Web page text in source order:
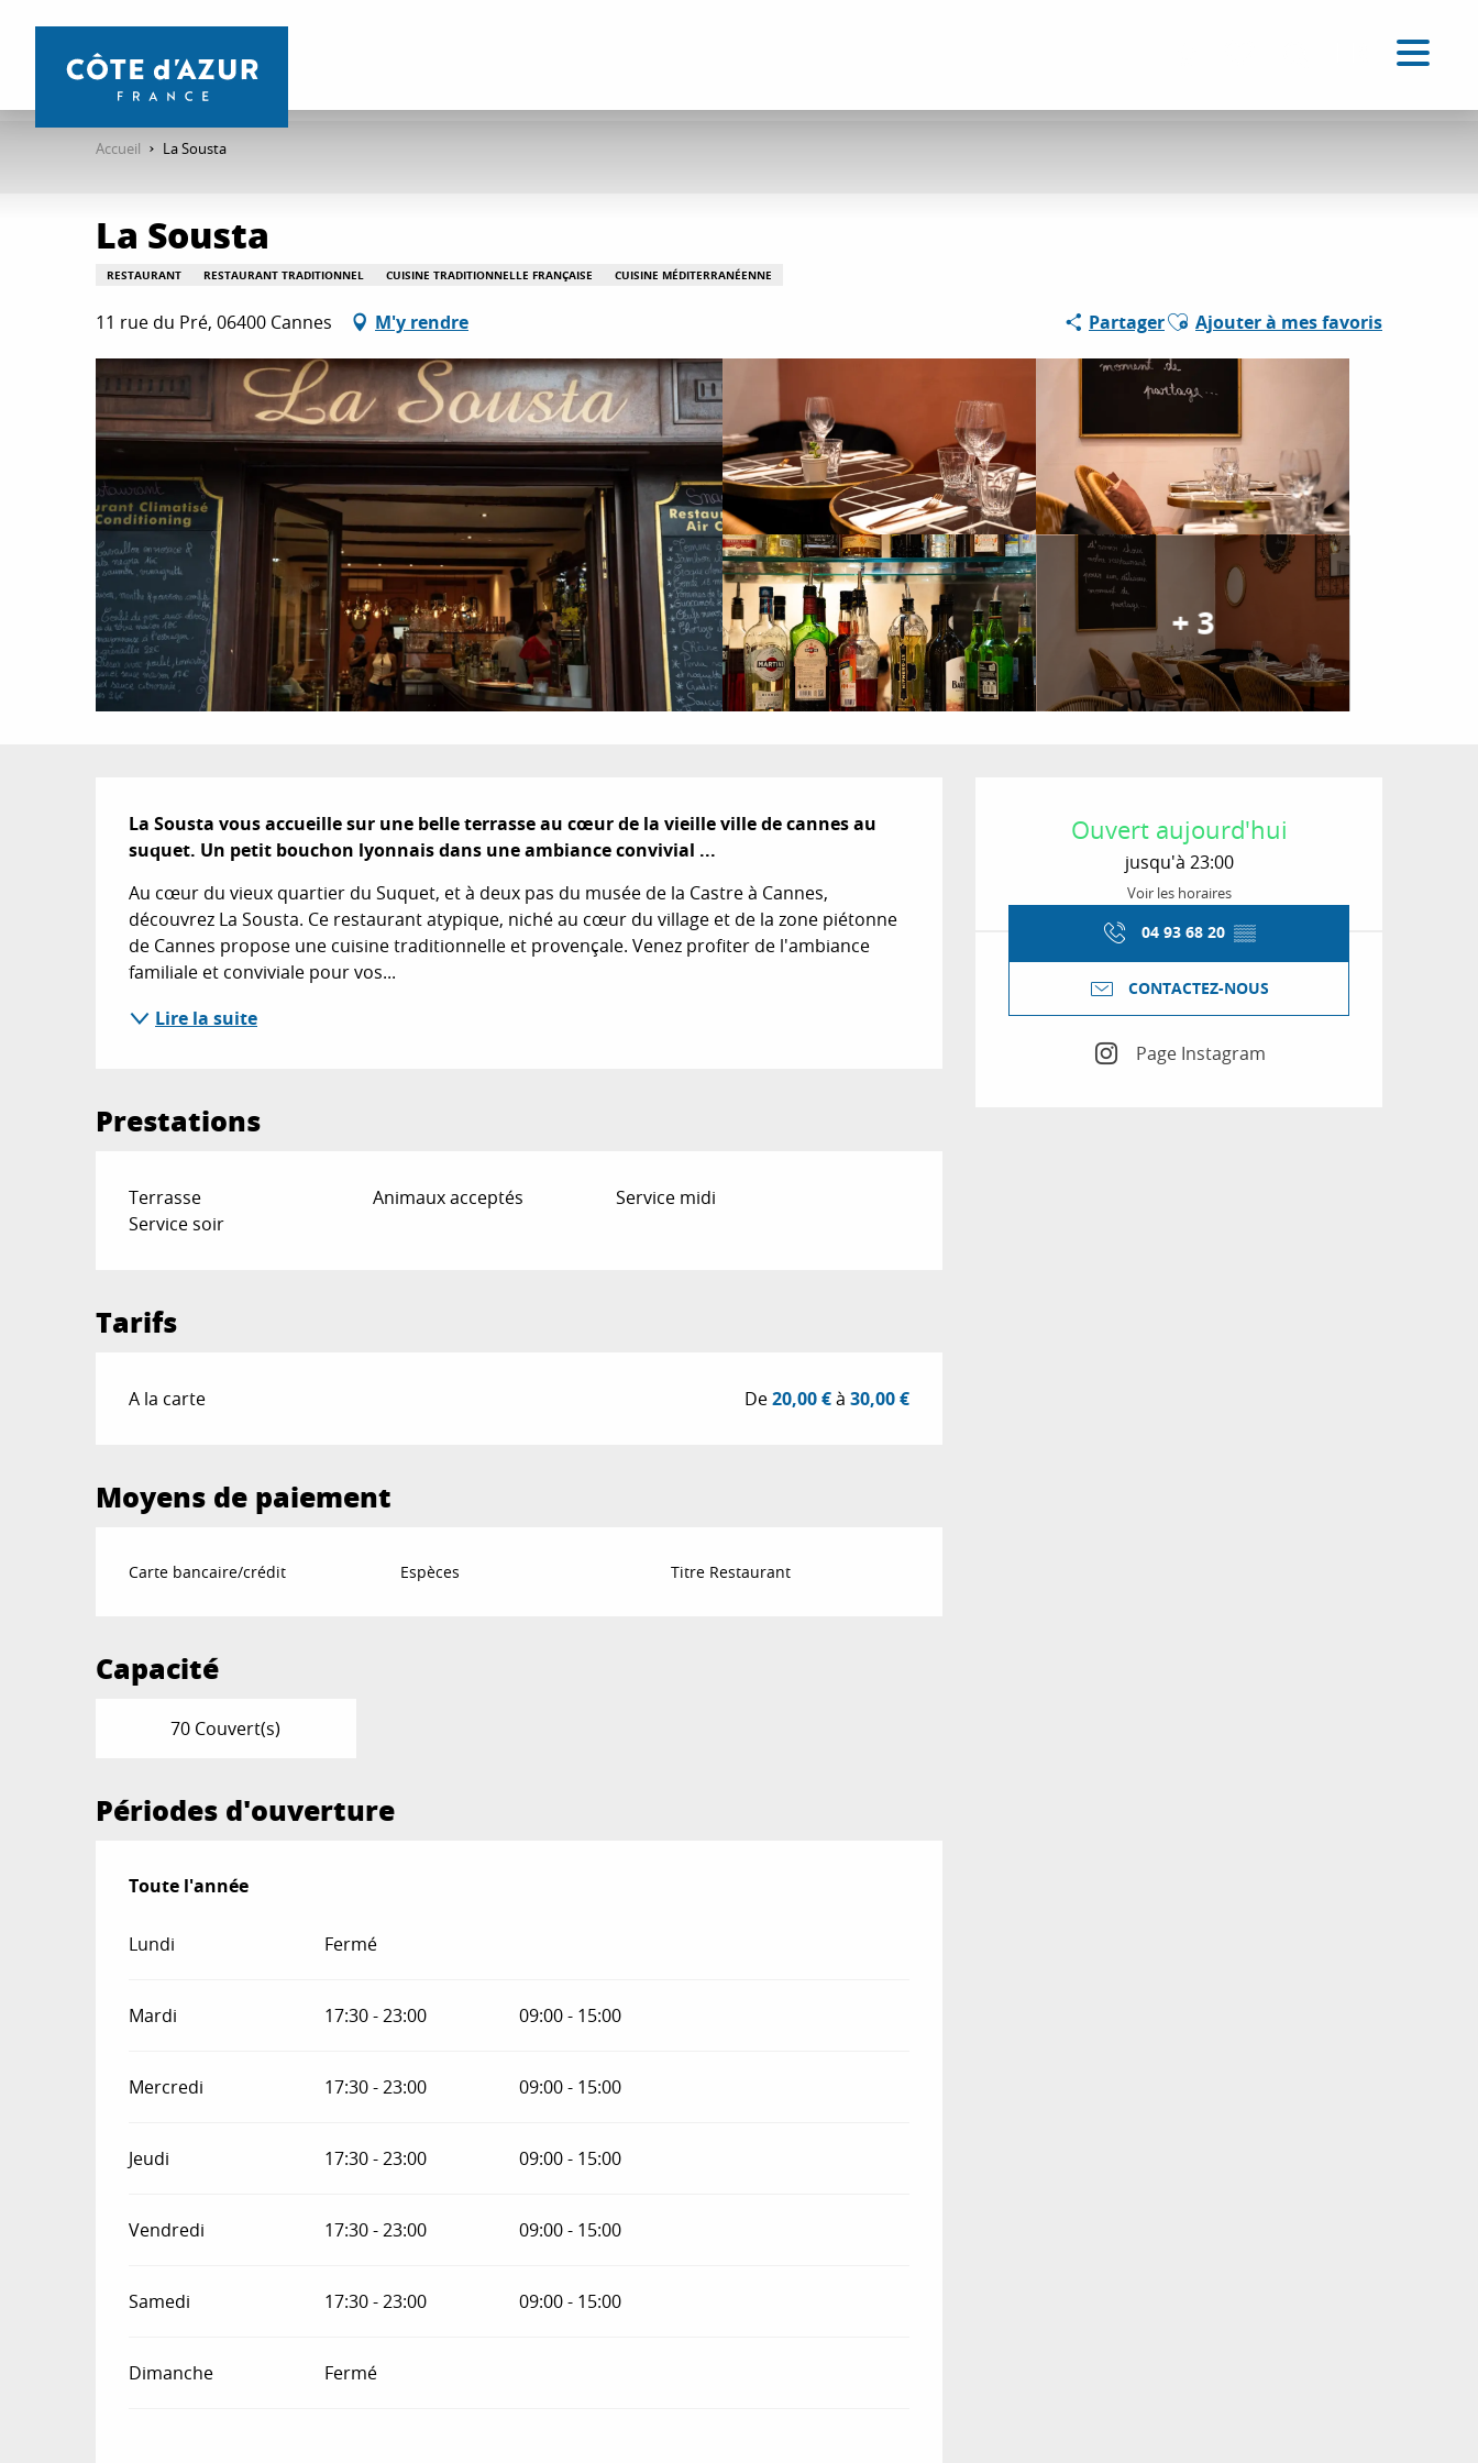
contenu
Accueil La Sousta
La Sousta
RESTAURANT RESTAURANT TRADITIONNEL CUISINE TRADITIONNELLE FRANÇAISE CUISINE MÉDITERRANÉENNE
11 rue du Pré, 06400 Cannes M'y rendre PartagerAjouter aux favoris
Ajouter à mes favoris
+ 3
Ouverture et
Ouvert aujourd'hui
jusqu'à 23:00
Voir les horaires
04 93 68 20 ▒▒
CONTACTEZ-NOUS
Page Instagram
Description
La Sousta vous accueille sur une belle terrasse au cœur de la vieille ville de cannes au
suquet. Un petit bouchon lyonnais dans une ambiance convivial ...
Au cœur du vieux quartier du Suquet, et à deux pas du musée de la Castre à Cannes,
découvrez La Sousta. Ce restaurant atypique, niché au cœur du village et de la zone piétonne
de Cannes propose une cuisine traditionnelle et provençale. Venez profiter de l'ambiance
familiale et conviviale pour vos...
Lire la suite
Prestations
Terrasse Animaux acceptés
Service midi
Service soir
Tarifs
Tarifs 2026
A la carte De20,00 €à30,00 €
Moyens de paiement
Carte bancaire/crédit Espèces Titre Restaurant
Capacité
70 Couvert(s)
Périodes d'ouverture
Toute l'année
Toute l'année
Lundi Fermé
Mardi 17:30 - 23:00 09:00 - 15:00
Mercredi 17:30 - 23:00 09:00 - 15:00
Jeudi 17:30 - 23:00 09:00 - 15:00
Vendredi 17:30 - 23:00 09:00 - 15:00
Samedi 17:30 - 23:00 09:00 - 15:00
Dimanche Fermé